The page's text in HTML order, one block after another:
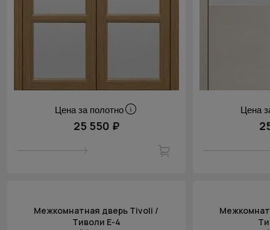
Цена за полотно
25 550 ₽
Цена
Межкомнатная дверь Tivoli /
Тиволи Е-4